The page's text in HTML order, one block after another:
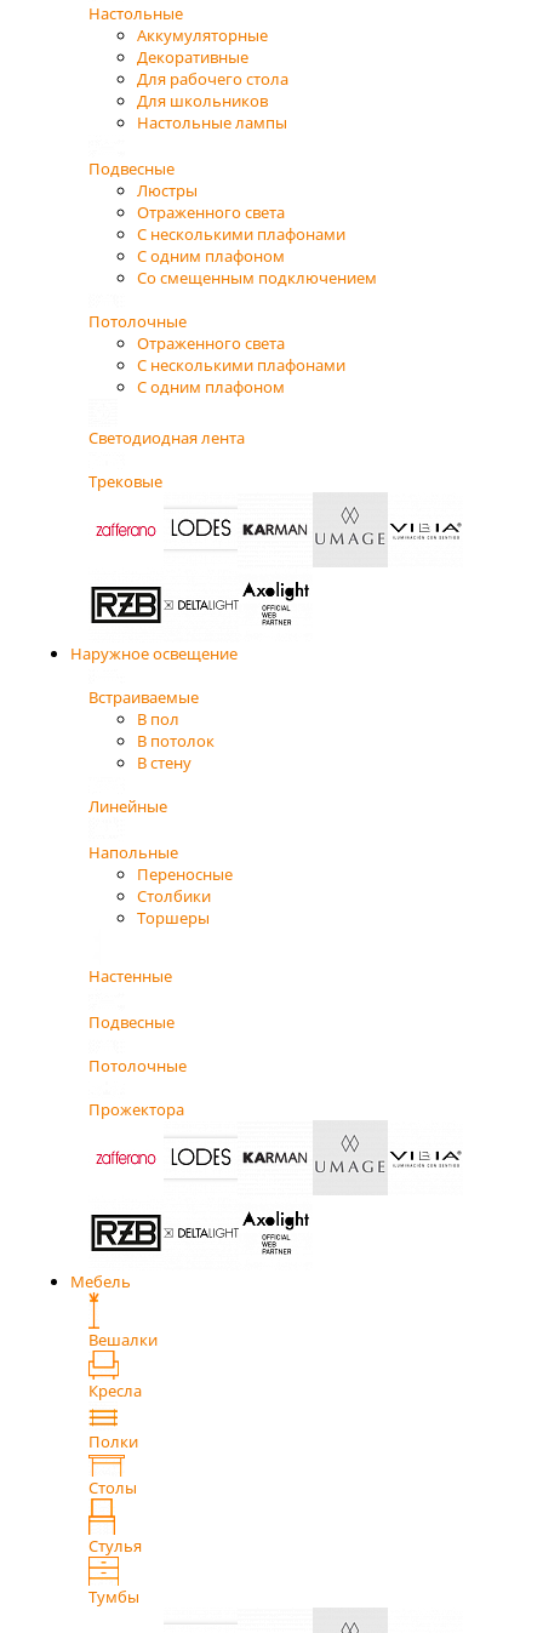
Настольные
Аккумуляторные
Декоративные
Для рабочего стола
Для школьников
Настольные лампы
Подвесные
Люстры
Отраженного света
С несколькими плафонами
С одним плафоном
Со смещенным подключением
Потолочные
Отраженного света
С несколькими плафонами
С одним плафоном
Светодиодная лента
Трековые
Наружное освещение
Встраиваемые
В пол
В потолок
В стену
Линейные
Напольные
Переносные
Столбики
Торшеры
Настенные
Подвесные
Потолочные
Прожектора
Мебель
Вешалки
Кресла
Полки
Столы
Стулья
Тумбы